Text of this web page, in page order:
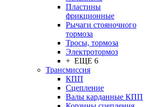
Пластины
фрикционные
Рычаги стояночного
тормоза
Тросы, тормоза
Электротормоз
+ ЕЩЕ 6
Трансмиссия
КПП
Сцепление
Валы карданные КПП